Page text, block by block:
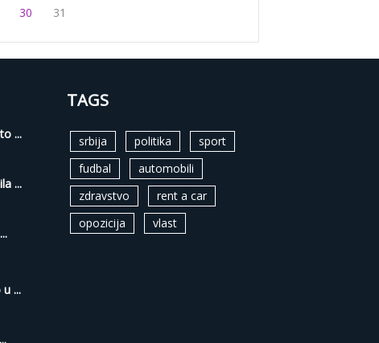
30 31
...
...
...
TAGS
srbija politika
sport
fudbal
automobili
zdravstvo
rent a car
opozicija
vlast